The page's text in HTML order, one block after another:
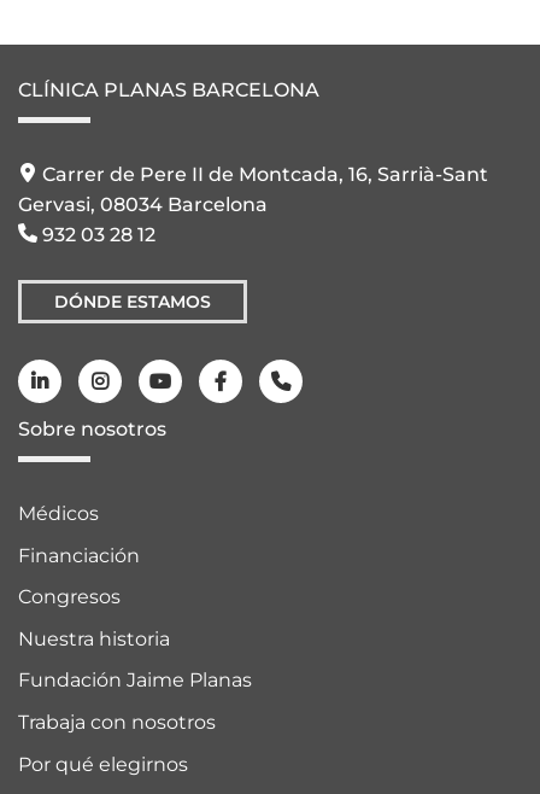
CLÍNICA PLANAS BARCELONA
Carrer de Pere II de Montcada, 16, Sarrià-Sant
Gervasi, 08034 Barcelona
932 03 28 12
DÓNDE ESTAMOS
Sobre nosotros
Médicos
Financiación
Congresos
Nuestra historia
Fundación Jaime Planas
Trabaja con nosotros
Por qué elegirnos